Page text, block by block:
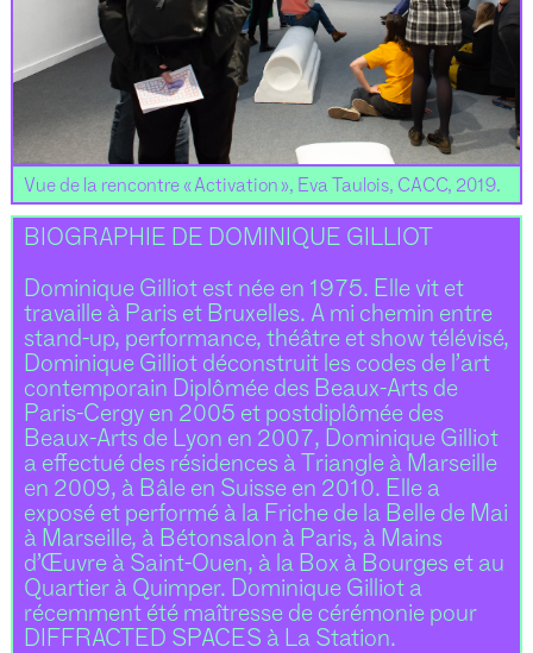
Vue de la rencontre « Activation », Eva Taulois, CACC, 2019.
BIOGRAPHIE DE DOMINIQUE GILLIOT
Dominique Gilliot est née en 1975. Elle vit et
travaille à Paris et Bruxelles. A mi chemin entre
stand-up, performance, théâtre et show télévisé,
Dominique Gilliot déconstruit les codes de l’art
contemporain Diplômée des Beaux-Arts de
Paris-Cergy en 2005 et postdiplômée des
Beaux-Arts de Lyon en 2007, Dominique Gilliot
a effectué des résidences à Triangle à Marseille
en 2009, à Bâle en Suisse en 2010. Elle a
exposé et performé à la Friche de la Belle de Mai
à Marseille, à Bétonsalon à Paris, à Mains
d’Œuvre à Saint-Ouen, à la Box à Bourges et au
Quartier à Quimper. Dominique Gilliot a
récemment été maîtresse de cérémonie pour
DIFFRACTED SPACES à La Station.